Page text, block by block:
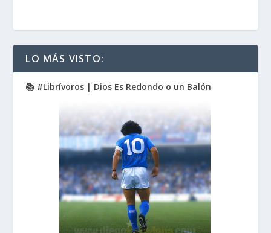
LO MÁS VISTO:
📚 #Librívoros | Dios Es Redondo o un Balón